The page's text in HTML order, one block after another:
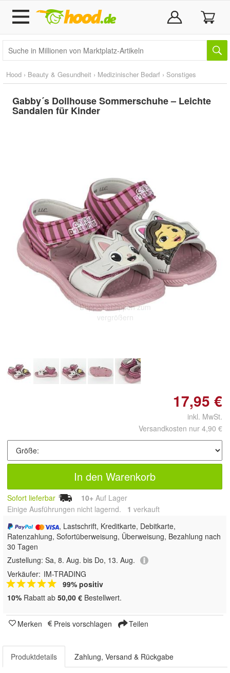
Hood › Beauty & Gesundheit › Medizinischer Bedarf › Sonstiges
Gabby´s Dollhouse Sommerschuhe – Leichte
Sandalen für Kinder
Doppelt antippen zum
vergrößern
17,95 €
inkl. MwSt.
Versandkosten nur 4,90 €
In den Warenkorb
Sofort lieferbar 10+ Auf Lager
Einige Ausführungen nicht lagernd. 1 verkauft
, Lastschrift, Kreditkarte, Debitkarte,
Ratenzahlung, Sofortüberweisung, Überweisung, Bezahlung nach
30 Tagen
Zustellung: Sa, 8. Aug. bis Do, 13. Aug.
Verkäufer: IM-TRADING
99% positiv
10% Rabatt ab 50,00 € Bestellwert.
Merken Preis vorschlagen Teilen
Produktdetails Zahlung, Versand & Rückgabe